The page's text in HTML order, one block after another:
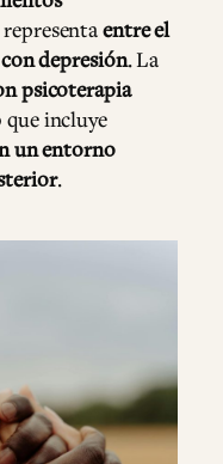
entre el
con depresión. La
psicoterapia
incluye
un entorno
.